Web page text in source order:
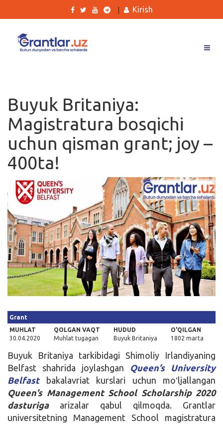
Ishlar
Kurslar
Blog
Yana
Qidirish
Kirish
Kirish
Buyuk Britaniya:
Magistratura bosqichi
uchun qisman grant; joy –
400ta!
Grant
MUHLAT
30.04.2020
QOLGAN VAQT
Muhlat tugagan
HUDUD
Buyuk Britaniya
O'QILGAN
1802 marta
Buyuk Britaniya tarkibidagi Shimoliy Irlandiyaning
Belfast shahrida joylashgan Queen’s University
Belfastbakalavriat kurslari uchun moʻljallangan
Queen’s Management School Scholarship 2020
dasturigaarizalar qabul qilmoqda. Grantlar
universitetning Management School magistratura